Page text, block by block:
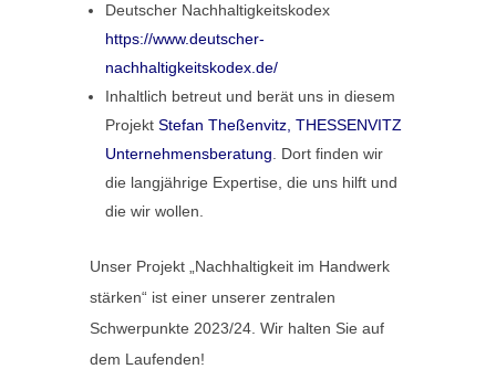
Deutscher Nachhaltigkeitskodex
https://www.deutscher-
nachhaltigkeitskodex.de/
Inhaltlich betreut und berät uns in diesem
Projekt Stefan Theßenvitz, THESSENVITZ
Unternehmensberatung . Dort finden wir
die langjährige Expertise, die uns hilft und
die wir wollen.
Unser Projekt „Nachhaltigkeit im Handwerk
stärken“ ist einer unserer zentralen
Schwerpunkte 2023/24. Wir halten Sie auf
dem Laufenden!